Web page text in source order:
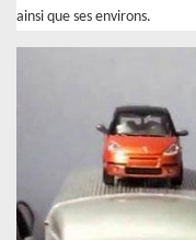
ainsi que ses environs.